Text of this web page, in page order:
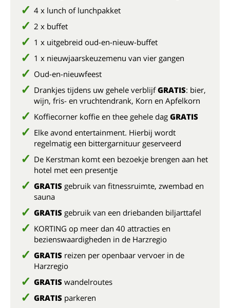
4 x lunch of lunchpakket
2 x buffet
1 x uitgebreid oud-en-nieuw-buffet
1 x nieuwjaarskeuzemenu van vier gangen
Oud-en-nieuwfeest
Drankjes tijdens uw gehele verblijfGRATIS: bier,
wijn, fris- en vruchtendrank, Korn en Apfelkorn
Koffiecorner koffie en thee gehele dag GRATIS
Elke avond entertainment. Hierbij wordt
regelmatig een bittergarnituur geserveerd
De Kerstman komt een bezoekje brengen aan het
hotel met een presentje
GRATIS gebruik van fitnessruimte, zwembad en
sauna
GRATIS gebruik van een driebanden biljarttafel
KORTING op meer dan 40 attracties en
bezienswaardigheden in de Harzregio
GRATIS reizen per openbaar vervoer in de
Harzregio
GRATIS wandelroutes
GRATIS parkeren